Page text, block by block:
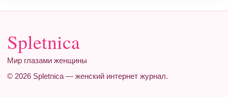
Spletnica
Мир глазами женщины
© 2026 Spletnica — женский интернет журнал.